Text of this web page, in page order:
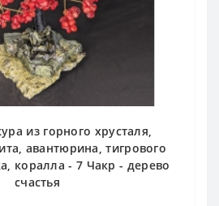
из горного хрусталя,
авантюрина, тигрового
коралла - 7 Чакр - дерево
счастья